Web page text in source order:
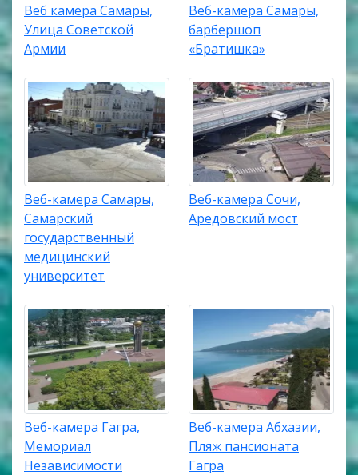
Веб камера Самары,
Улица Советской
Армии
Веб-камера Самары,
барбершоп
«Братишка»
Веб-камера Самары,
Самарский
государственный
медицинский
университет
Веб-камера Сочи,
Аредовский мост
Веб-камера Гагра,
Мемориал
Независимости
Веб-камера Абхазии,
Пляж пансионата
Гагра